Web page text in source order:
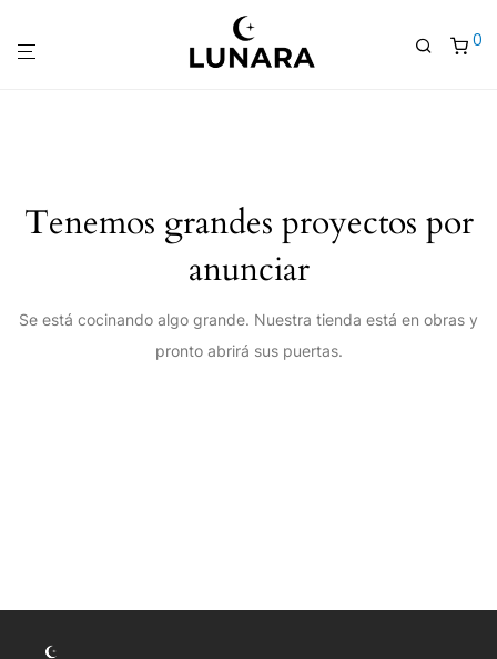
0
Tenemos grandes proyectos por
anunciar
Se está cocinando algo grande. Nuestra tienda está en obras y
pronto abrirá sus puertas.